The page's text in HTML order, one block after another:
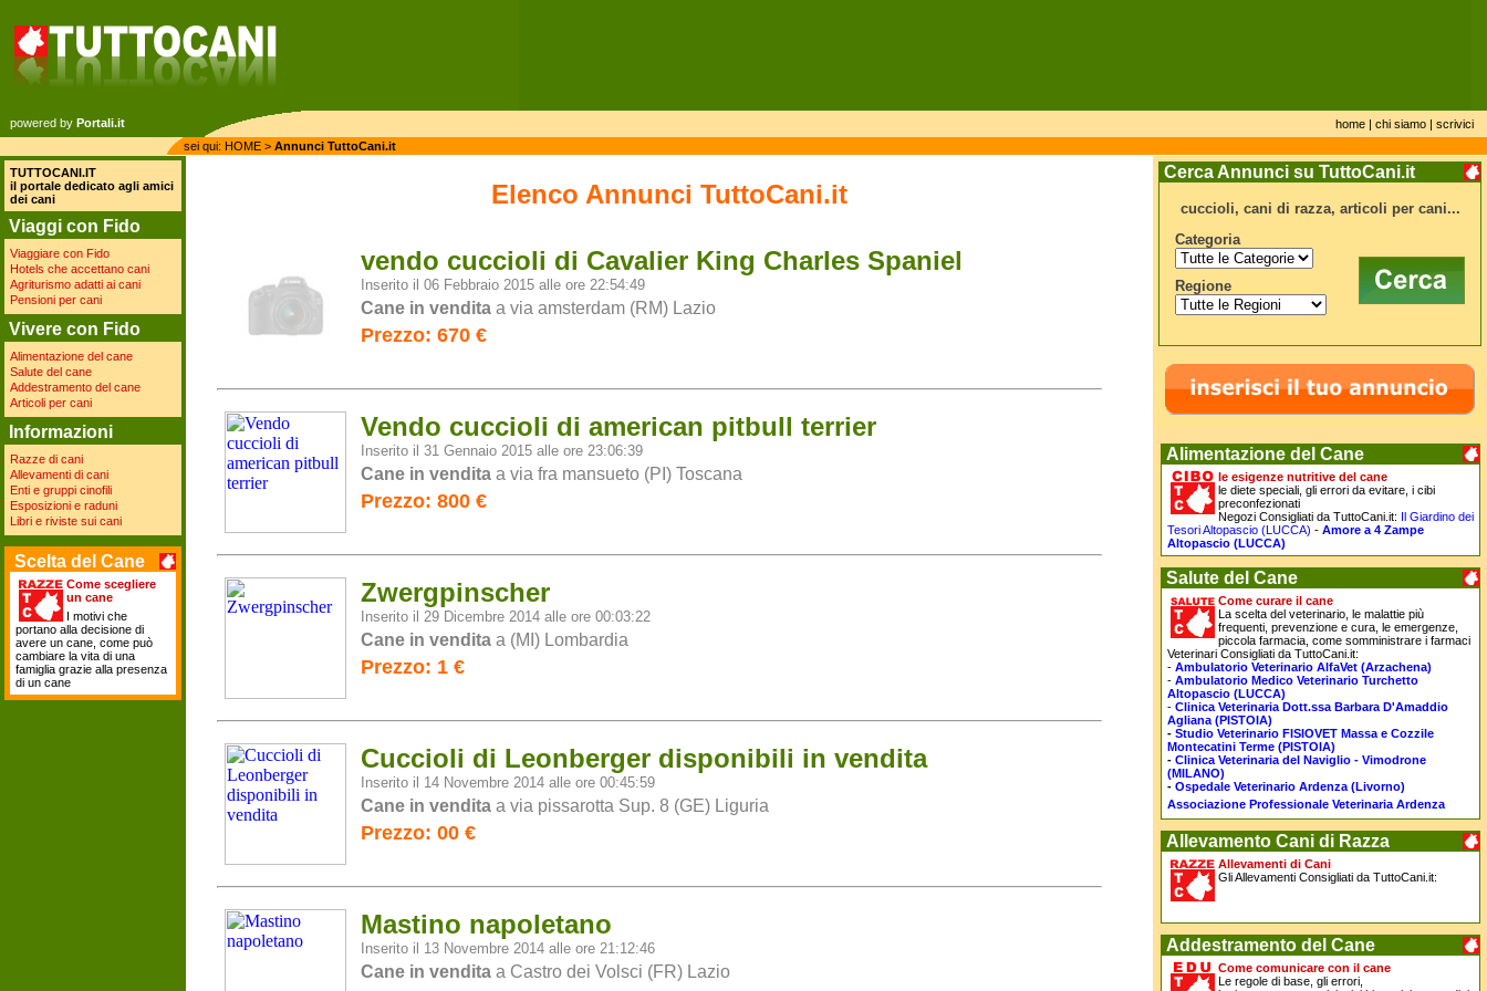
powered by Portali.it home | chi siamo | scrivici
sei qui: HOME > Annunci TuttoCani.it
TUTTOCANI.IT
il portale dedicato agli amici
dei cani
Viaggi con Fido
Viaggiare con Fido
Hotels che accettano cani
Agriturismo adatti ai cani
Pensioni per cani
Vivere con Fido
Alimentazione del cane
Salute del cane
Addestramento del cane
Articoli per cani
Informazioni
Razze di cani
Allevamenti di cani
Enti e gruppi cinofili
Esposizioni e raduni
Libri e riviste sui cani
Scelta del Cane
Come scegliere
un cane
I motivi che
portano alla decisione di
avere un cane, come può
cambiare la vita di una
famiglia grazie alla presenza
di un cane
Elenco Annunci TuttoCani.it
vendo cuccioli di Cavalier King Charles Spaniel
Inserito il 06 Febbraio 2015 alle ore 22:54:49
Cane in vendita a via amsterdam (RM) Lazio
Prezzo: 670 €
Vendo cuccioli di american pitbull terrier
Inserito il 31 Gennaio 2015 alle ore 23:06:39
Cane in vendita a via fra mansueto (PI) Toscana
Prezzo: 800 €
Zwergpinscher
Inserito il 29 Dicembre 2014 alle ore 00:03:22
Cane in vendita a (MI) Lombardia
Prezzo: 1 €
Cuccioli di Leonberger disponibili in vendita
Inserito il 14 Novembre 2014 alle ore 00:45:59
Cane in vendita a via pissarotta Sup. 8 (GE) Liguria
Prezzo: 00 €
Mastino napoletano
Inserito il 13 Novembre 2014 alle ore 21:12:46
Cane in vendita a Castro dei Volsci (FR) Lazio
Cerca Annunci su TuttoCani.it
cuccioli, cani di razza, articoli per cani...
Categoria
Regione
Alimentazione del Cane
le esigenze nutritive del cane
le diete speciali, gli errori da evitare, i cibi
preconfezionati
Negozi Consigliati da TuttoCani.it: Il Giardino dei
Tesori Altopascio (LUCCA) - Amore a 4 Zampe
Altopascio (LUCCA)
Salute del Cane
Come curare il cane
La scelta del veterinario, le malattie più
frequenti, prevenzione e cura, le emergenze,
piccola farmacia, come somministrare i farmaci
Veterinari Consigliati da TuttoCani.it:
- Ambulatorio Veterinario AlfaVet (Arzachena)
- Ambulatorio Medico Veterinario Turchetto
Altopascio (LUCCA)
- Clinica Veterinaria Dott.ssa Barbara D'Amaddio
Agliana (PISTOIA)
- Studio Veterinario FISIOVET Massa e Cozzile
Montecatini Terme (PISTOIA)
- Clinica Veterinaria del Naviglio - Vimodrone
(MILANO)
- Ospedale Veterinario Ardenza (Livorno)
Associazione Professionale Veterinaria Ardenza
Allevamento Cani di Razza
Allevamenti di Cani
Gli Allevamenti Consigliati da TuttoCani.it:
Addestramento del Cane
Come comunicare con il cane
Le regole di base, gli errori,